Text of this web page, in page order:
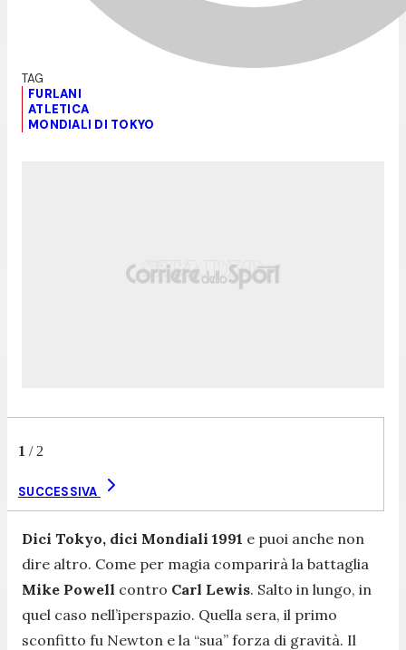
FURLANI
ATLETICA
MONDIALI DI TOKYO
1 / 2
SUCCESSIVA
Dici Tokyo, dici Mondiali 1991 e puoi anche non
dire altro. Come per magia comparirà la battaglia
Mike Powell contro Carl Lewis. Salto in lungo, in
quel caso nell’iperspazio. Quella sera, il primo
sconfitto fu Newton e la “sua” forza di gravità. Il